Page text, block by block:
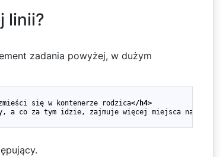
linii?
zadania powyżej, w dużym
się w kontenerze rodzica</h4>
co za tym idzie, zajmuje więcej miejsca na ekranie